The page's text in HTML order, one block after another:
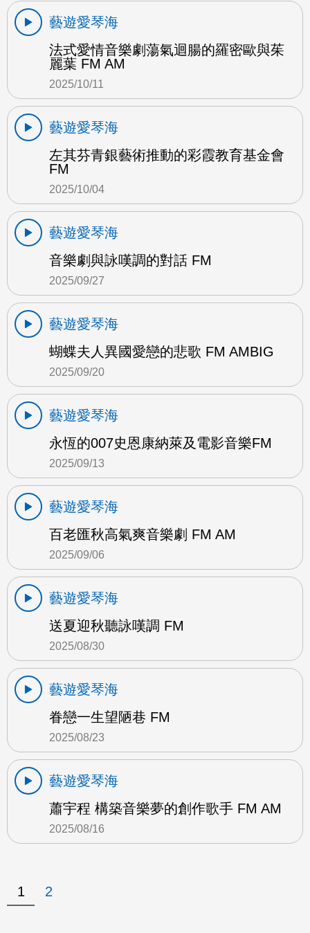
藝遊愛琴海
法式愛情音樂劇蕩氣迴腸的羅密歐與茱
麗葉 FM AM
2025/10/11
藝遊愛琴海
左其芬青銀藝術推動的彩霞教育基金會
FM
2025/10/04
藝遊愛琴海
音樂劇與詠嘆調的對話 FM
2025/09/27
藝遊愛琴海
蝴蝶夫人異國愛戀的悲歌 FM AMBIG
2025/09/20
藝遊愛琴海
永恆的007史恩康納萊及電影音樂FM
2025/09/13
藝遊愛琴海
百老匯秋高氣爽音樂劇 FM AM
2025/09/06
藝遊愛琴海
送夏迎秋聽詠嘆調 FM
2025/08/30
藝遊愛琴海
眷戀一生望陋巷 FM
2025/08/23
藝遊愛琴海
蕭宇程 構築音樂夢的創作歌手 FM AM
2025/08/16
1 2